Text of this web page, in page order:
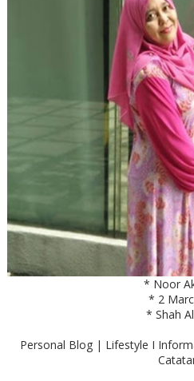
* Noor
* 2
* Shah
Personal Blog | Lifestyle I